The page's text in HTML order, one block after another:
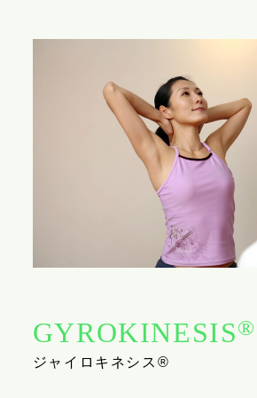
GYROKINESIS®
ジャイロキネシス®